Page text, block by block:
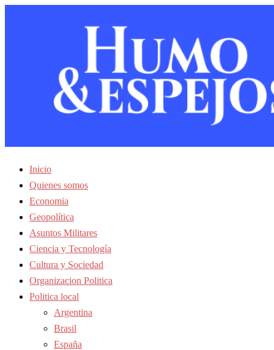
Inicio
Quienes somos
Economia
Geopolítica
Asuntos Militares
Ciencia y Tecnología
Cultura y Sociedad
Organizacion Politica
Politica local
Argentina
Brasil
España